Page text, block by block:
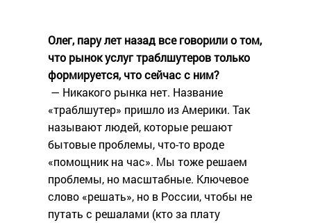
Олег, пару лет назад все говорили о том,
что рынок услуг траблшутеров только
формируется, что сейчас с ним?
— Никакого рынка нет. Название
«траблшутер» пришло из Америки. Так
называют людей, которые решают
бытовые проблемы, что-то вроде
«помощник на час». Мы тоже решаем
проблемы, но масштабные. Ключевое
слово «решать», но в России, чтобы не
путать с решалами (кто за плату